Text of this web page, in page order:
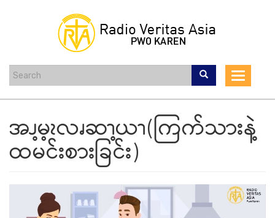
content
Toggle
အၪ့မ့ၩလၧဆၫ့ယၫ(ကြက်သားနဲ့
ထမင်းစားခြင်း)